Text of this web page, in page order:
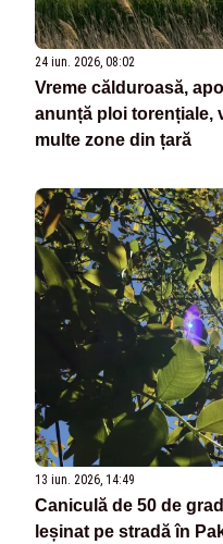
24 iun. 2026, 08:02
Vreme călduroasă,
anunță ploi torențiale,
multe zone din țară
13 iun. 2026, 14:49
Caniculă de 50 de
leșinat pe stradă în